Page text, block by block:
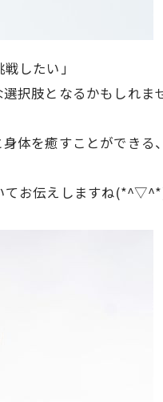
したい」
選択肢となるかもしれ
体を癒すことができ
てお伝えしますね